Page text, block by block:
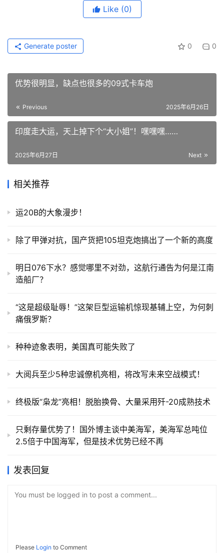
Like (0)
0 0
Generate poster
优势很明显，缺点也很多的09式卡车炮
Previous 2025年6月26日
印度走大运，天上掉下个“大小姐”！嘿嘿嘿……
Next
2025年6月27日
相关推荐
运20B的大象漫步！
除了甲弹对抗，国产货把105坦克炮搞出了一个新的高度
明日076下水？感觉哪里不对劲，这航行通告为何是江南
造船厂？
“这是超级耻辱！”这架巨型运输机惊现基辅上空，为何刺
痛俄罗斯？
种种迹象表明，美国真可能失败了
大阅兵至少5种忠诚僚机亮相，将改写未来空战模式！
终极版“枭龙”亮相！脱胎换骨、大量采用歼-20成熟技术
只剩存量优势了！国外博主谈中美海军，美海军总吨位
2.5倍于中国海军，但是技术优势已经不再
发表回复
You must be logged in to post a comment...
Please Login to Comment